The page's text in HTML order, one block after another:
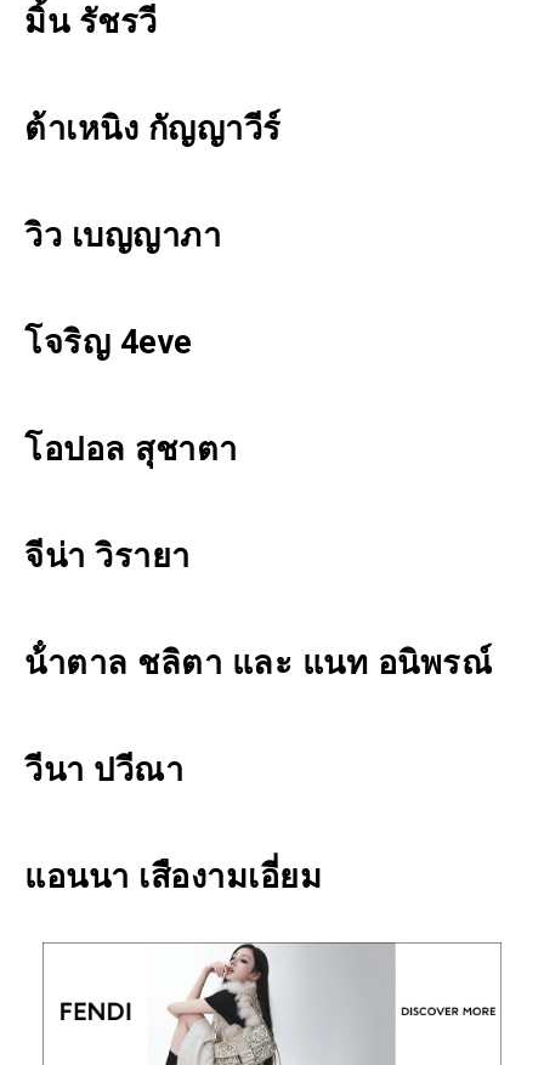
มิ้น รัชรวี
ต้าเหนิง กัญญาวีร์
วิว เบญญาภา
โจริญ 4eve
โอปอล สุชาตา
จีน่า วิรายา
น้ําตาล ชลิตา และ แนท อนิพรณ์
วีนา ปวีณา
แอนนา เสืองามเอี่ยม